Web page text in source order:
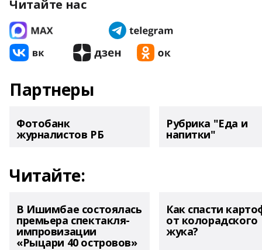
Читайте нас
Партнеры
Фотобанк
журналистов РБ
Рубрика "Еда и
напитки"
Читайте:
В Ишимбае состоялась
премьера спектакля-
импровизации
«Рыцари 40 островов»
Как спасти
от колорадского
жука?